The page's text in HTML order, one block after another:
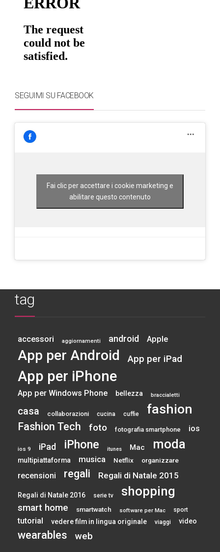
SEGUIMI SU FACEBOOK
Fai clic per accettare i cookie marketing e
abilitare questo contenuto
tag
accessori aggiornamenti android Apple
App per Android App per iPad
App per iPhone
App per Windows Phone bellezza braccialetti
casa collaborazioni cucina cuffie fashion
Fashion Tech foto fotografia smartphone ios
ios 9 iPad iPhone itunes Mac moda
multipiattaforma musica Netflix organizzare
recensioni regali Regali di Natale 2015
Regali di Natale 2016 serie tv shopping
smart home smartwatch software per Mac sport
tutorial vedere film in lingua originale viaggi video
wearables web